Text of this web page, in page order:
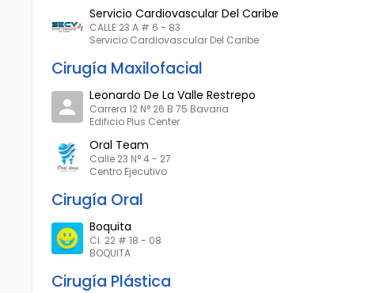
Servicio Cardiovascular Del Caribe
CALLE 23 A # 6 - 83
Servicio Cardiovascular Del Caribe
Cirugía Maxilofacial
Leonardo De La Valle Restrepo
Carrera 12 N° 26 B 75 Bavaria
Edificio Plus Center
Oral Team
Calle 23 N° 4 - 27
Centro Ejecutivo
Cirugía Oral
Boquita
Cl. 22 # 18 - 08
BOQUITA
Cirugía Plástica